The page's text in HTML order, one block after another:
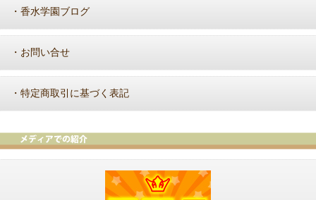
・ 香水学園ブログ
・ お問い合せ
・ 特定商取引に基づく表記